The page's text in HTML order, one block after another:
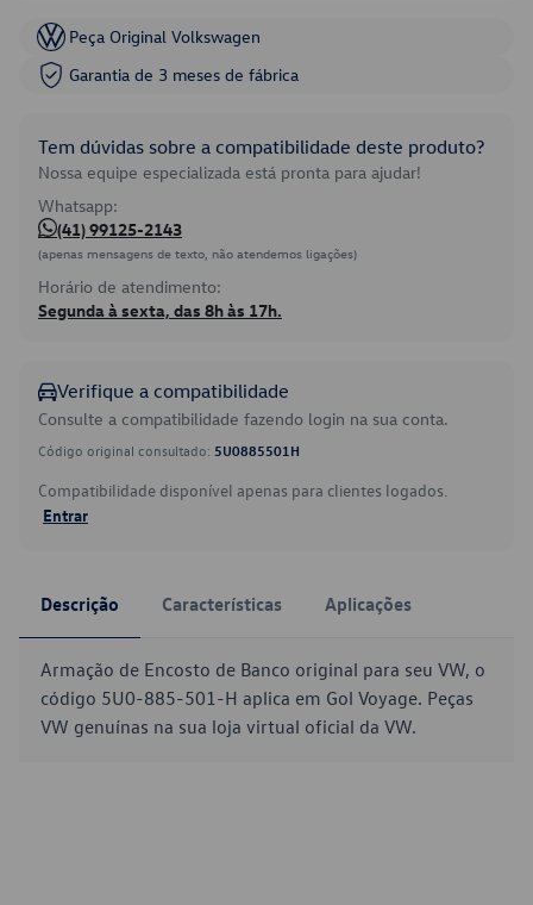
Peça Original Volkswagen
Garantia de 3 meses de fábrica
Tem dúvidas sobre a compatibilidade deste produto?
Nossa equipe especializada está pronta para ajudar!
Whatsapp:
(41) 99125-2143
(apenas mensagens de texto, não atendemos ligações)
Horário de atendimento:
Segunda à sexta, das 8h às 17h.
Verifique a compatibilidade
Consulte a compatibilidade fazendo login na sua conta.
Código original consultado: 5U0885501H
Compatibilidade disponível apenas para clientes logados.
Entrar
Descrição Características Aplicações
Armação de Encosto de Banco original para seu VW, o
código 5U0-885-501-H aplica em Gol Voyage. Peças
VW genuínas na sua loja virtual oficial da VW.